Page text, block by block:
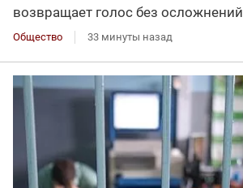
возвращает голос без осложнений
Общество 33 минуты назад